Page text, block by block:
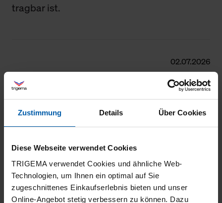
Zustimmung Details Über Cookies
Diese Webseite verwendet Cookies
TRIGEMA verwendet Cookies und ähnliche Web-
Technologien, um Ihnen ein optimal auf Sie
zugeschnittenes Einkaufserlebnis bieten und unser
Online-Angebot stetig verbessern zu können. Dazu
tragbar ist.
02.07.2026
Alles Bestens
5
sehr gute Qualität